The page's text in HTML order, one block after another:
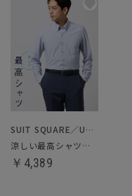
SUIT SQUARE／UNIVERSAL LANGUAGE
涼しい最高シャツ／ノンアイロンジャージードレスシャツ
￥4,389